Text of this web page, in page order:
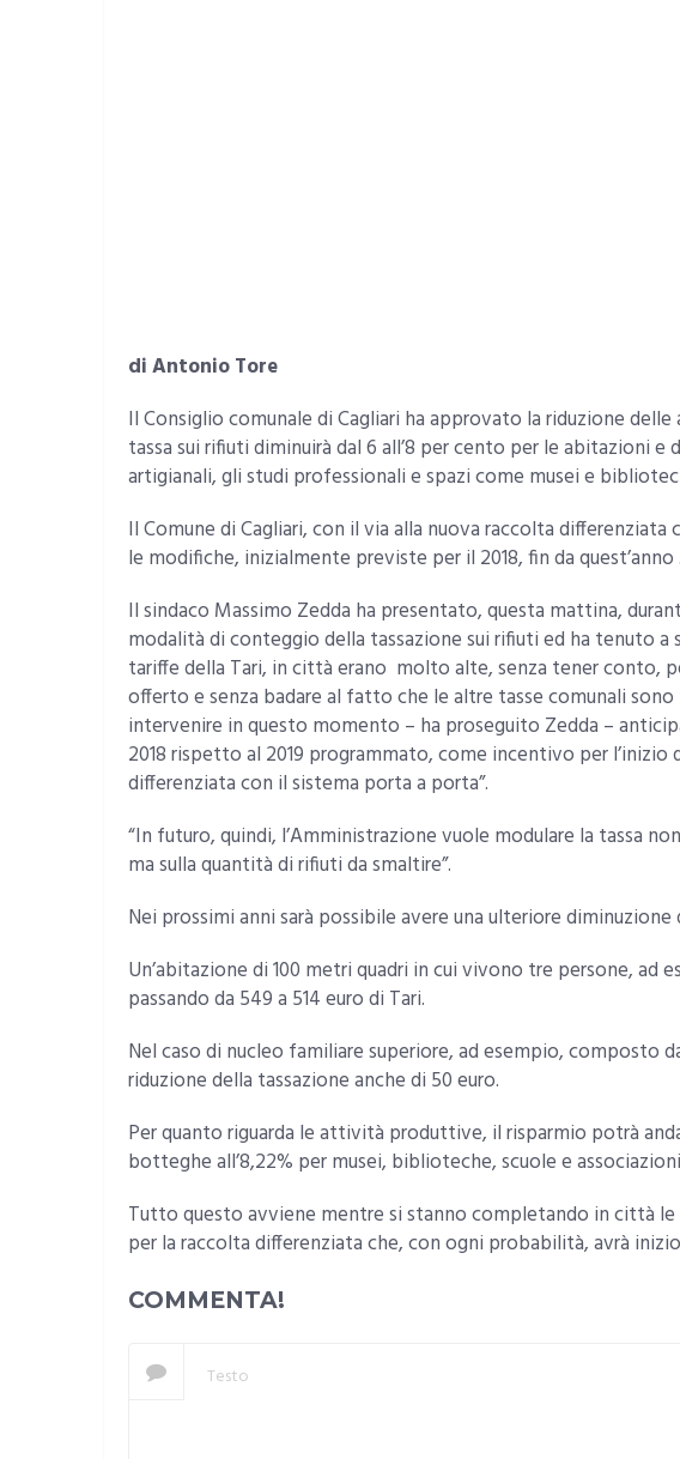
di Antonio Tore
Il Consiglio comunale di Cagliari ha approvato la riduzione delle
tassa sui rifiuti diminuirà dal 6 all’8 per cento per le abitazioni
artigianali, gli studi professionali e spazi come musei e
Il Comune di Cagliari, con il via alla nuova raccolta
le modifiche, inizialmente previste per il 2018, fin da quest’anno .
Il sindaco Massimo Zedda ha presentato, questa mattina,
modalità di conteggio della tassazione sui rifiuti ed ha tenuto
tariffe della Tari, in città erano molto alte, senza tener conto,
offerto e senza badare al fatto che le altre tasse comunali sono
intervenire in questo momento – ha proseguito Zedda –
2018 rispetto al 2019 programmato, come incentivo per
differenziata con il sistema porta a porta”.
“In futuro, quindi, l’Amministrazione vuole modulare la tassa
ma sulla quantità di rifiuti da smaltire”.
Nei prossimi anni sarà possibile avere una ulteriore
Un’abitazione di 100 metri quadri in cui vivono tre persone, ad
passando da 549 a 514 euro di Tari.
Nel caso di nucleo familiare superiore, ad esempio, composto
riduzione della tassazione anche di 50 euro.
Per quanto riguarda le attività produttive, il risparmio potrà
botteghe all’8,22% per musei, biblioteche, scuole e
Tutto questo avviene mentre si stanno completando in città
per la raccolta differenziata che, con ogni probabilità, avrà
COMMENTA!